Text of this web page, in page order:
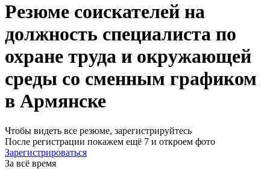
Резюме соискателей на
должность специалиста по
охране труда и окружающей
среды со сменным графиком
в Армянске
Чтобы видеть все резюме, зарегистрируйтесь
После регистрации покажем ещё 7 и откроем фото
Зарегистрироваться
За всё время